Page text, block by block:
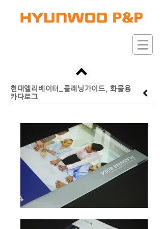
현대엘리베이터_플래닝가이드, 화물용
카다로그